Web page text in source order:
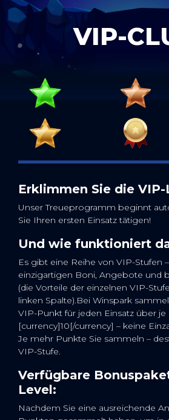
VIP-
Erklimmen Sie die
Unser Treueprogramm beginnt
Sie Ihren ersten Einsatz tätigen!
Und wie funktioniert
Es gibt eine Reihe von VIP-Stufen
einzigartigen Boni, Angebote und
(die Vorteile der einzelnen VIP-
linken Spalte).Bei Winspark
VIP-Punkt für jeden Einsatz über je
[currency]10[/currency] – keine
Je mehr Punkte Sie sammeln –
VIP-Stufe.
Verfügbare
Level:
Nachdem Sie eine ausreichende